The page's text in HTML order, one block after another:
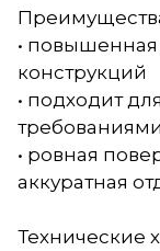
• повышенная
конструкций
• подходит
• ровная
аккуратная
Технические